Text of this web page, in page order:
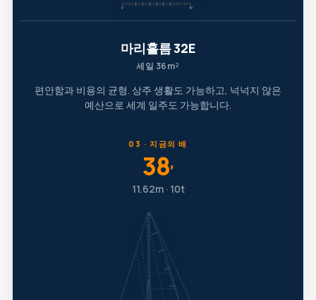
마리홀름 32E
세일 36m²
편안함과 비용의 균형. 상주 생활도 가능하고, 넉넉지 않은
예산으로 세계 일주도 가능합니다.
03 · 지금의 배
38′
11.62m · 10t